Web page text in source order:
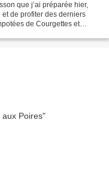
que j’ai préparée hier,
et de profiter des derniers
de Courgettes et